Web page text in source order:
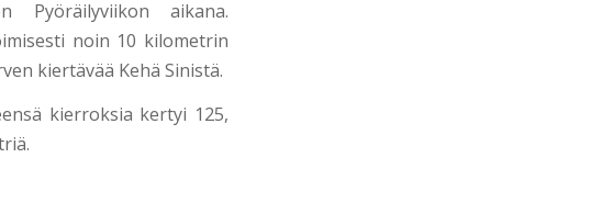
Pyöräilyviikon aikana.
noin 10 kilometrin
kiertävää Kehä Sinistä.
kierroksia kertyi 125,